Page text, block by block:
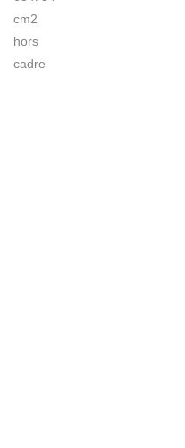
cm2
hors
cadre